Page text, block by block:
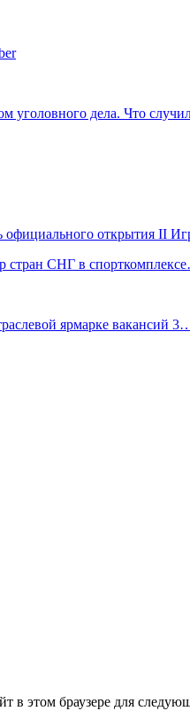
уголовного дела. Что
официального открытия II
стран СНГ в
ярмарке вакансий
в этом браузере для